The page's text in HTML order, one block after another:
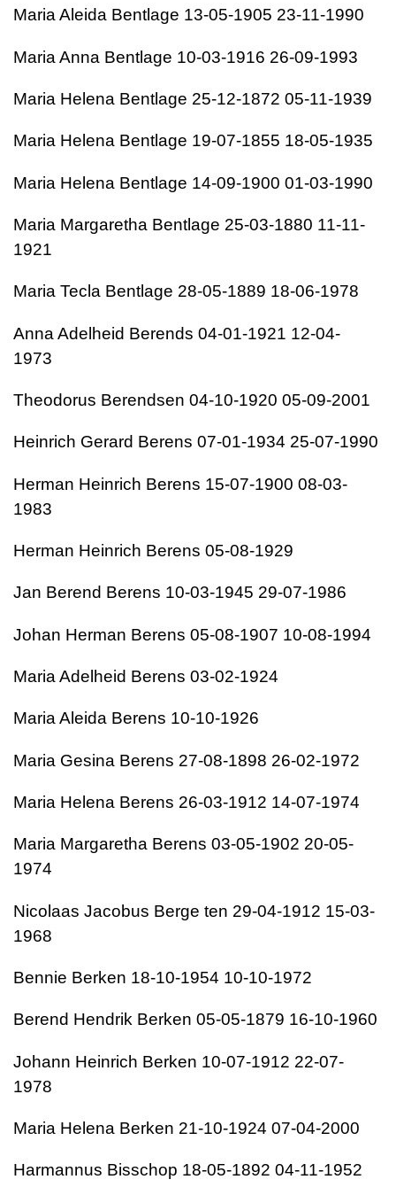
Maria Aleida Bentlage 13-05-1905 23-11-1990
Maria Anna Bentlage 10-03-1916 26-09-1993
Maria Helena Bentlage 25-12-1872 05-11-1939
Maria Helena Bentlage 19-07-1855 18-05-1935
Maria Helena Bentlage 14-09-1900 01-03-1990
Maria Margaretha Bentlage 25-03-1880 11-11-
1921
Maria Tecla Bentlage 28-05-1889 18-06-1978
Anna Adelheid Berends 04-01-1921 12-04-
1973
Theodorus Berendsen 04-10-1920 05-09-2001
Heinrich Gerard Berens 07-01-1934 25-07-1990
Herman Heinrich Berens 15-07-1900 08-03-
1983
Herman Heinrich Berens 05-08-1929
Jan Berend Berens 10-03-1945 29-07-1986
Johan Herman Berens 05-08-1907 10-08-1994
Maria Adelheid Berens 03-02-1924
Maria Aleida Berens 10-10-1926
Maria Gesina Berens 27-08-1898 26-02-1972
Maria Helena Berens 26-03-1912 14-07-1974
Maria Margaretha Berens 03-05-1902 20-05-
1974
Nicolaas Jacobus Berge ten 29-04-1912 15-03-
1968
Bennie Berken 18-10-1954 10-10-1972
Berend Hendrik Berken 05-05-1879 16-10-1960
Johann Heinrich Berken 10-07-1912 22-07-
1978
Maria Helena Berken 21-10-1924 07-04-2000
Harmannus Bisschop 18-05-1892 04-11-1952